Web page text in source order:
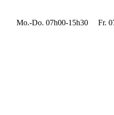
Mo.-Do. 07h00-15h30